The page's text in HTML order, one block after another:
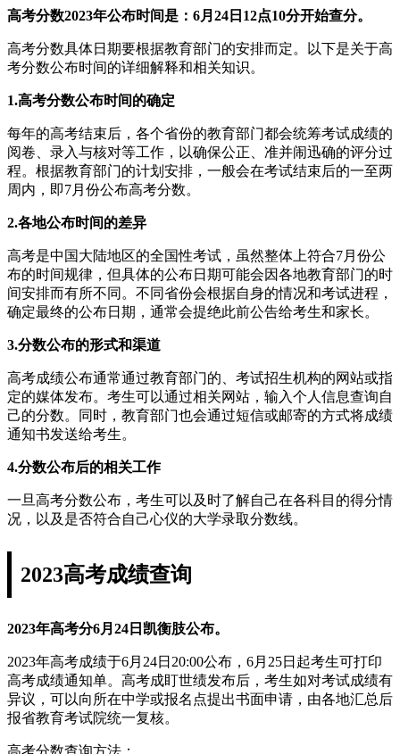
高考分数2023年公布时间是：6月24日12点10分开始查分。
高考分数具体日期要根据教育部门的安排而定。以下是关于高
考分数公布时间的详细解释和相关知识。
1.高考分数公布时间的确定
每年的高考结束后，各个省份的教育部门都会统筹考试成绩的
阅卷、录入与核对等工作，以确保公正、准并闹迅确的评分过
程。根据教育部门的计划安排，一般会在考试结束后的一至两
周内，即7月份公布高考分数。
2.各地公布时间的差异
高考是中国大陆地区的全国性考试，虽然整体上符合7月份公
布的时间规律，但具体的公布日期可能会因各地教育部门的时
间安排而有所不同。不同省份会根据自身的情况和考试进程，
确定最终的公布日期，通常会提绝此前公告给考生和家长。
3.分数公布的形式和渠道
高考成绩公布通常通过教育部门的、考试招生机构的网站或指
定的媒体发布。考生可以通过相关网站，输入个人信息查询自
己的分数。同时，教育部门也会通过短信或邮寄的方式将成绩
通知书发送给考生。
4.分数公布后的相关工作
一旦高考分数公布，考生可以及时了解自己在各科目的得分情
况，以及是否符合自己心仪的大学录取分数线。
2023高考成绩查询
2023年高考分6月24日凯衡肢公布。
2023年高考成绩于6月24日20:00公布，6月25日起考生可打印
高考成绩通知单。高考成盯世绩发布后，考生如对考试成绩有
异议，可以向所在中学或报名点提出书面申请，由各地汇总后
报省教育考试院统一复核。
高考分数查询方法：